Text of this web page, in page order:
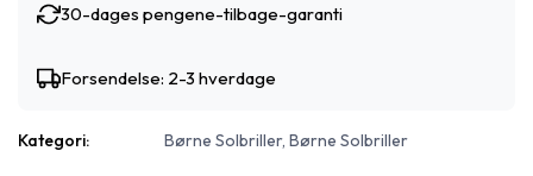
30-dages pengene-tilbage-garanti
Forsendelse: 2-3 hverdage
Kategori: Børne Solbriller, Børne Solbriller